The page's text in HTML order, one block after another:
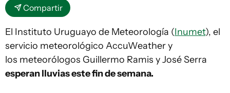
Compartir
El Instituto Uruguayo de Meteorología (Inumet), el
servicio meteorológico AccuWeather y
los meteorólogos Guillermo Ramis y José Serra
esperan lluvias este fin de semana.